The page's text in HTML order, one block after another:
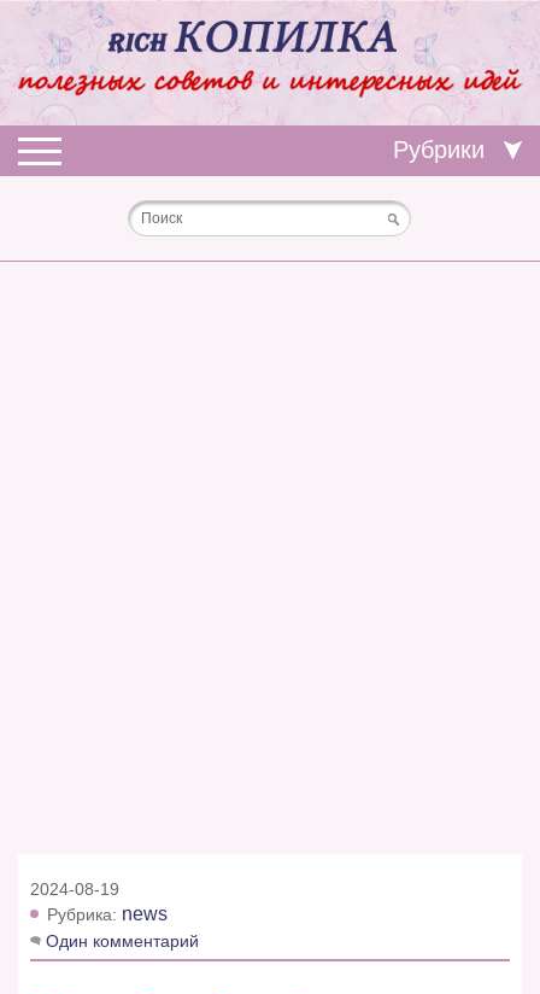
Рубрики
2024-08-19
Рубрика: news
Один комментарий